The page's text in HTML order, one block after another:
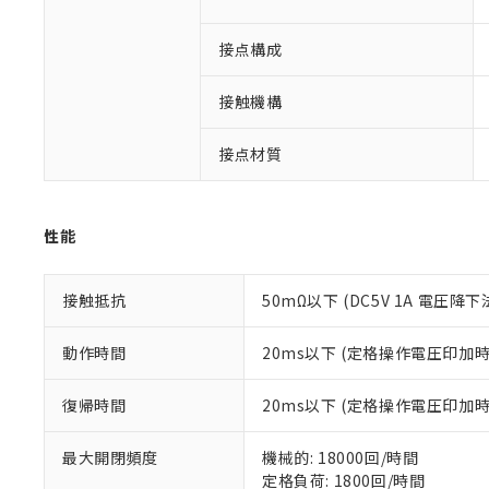
接点構成
接触機構
接点材質
性能
接触抵抗 50mΩ以下 (DC5V 1A 電圧降下
動作時間 20ms以下 (定格操作電圧印加
復帰時間 20ms以下 (定格操作電圧印加
最大開閉頻度
機械的: 18000回/時間
定格負荷: 1800回/時間
以下の条件をお
い。
正式な納期
当社販売員
オムロン制
在庫状況お
マイパーツ
ている必要が
対応済み：
対応予定なし：
調査・確認中：
非該当品：ライ
仕入先様の事情
但し、RoHS指令で産
フタル酸エステル類の
※2 対応予定月
部品在庫の切り替
「○」：最大均質
「×」：最大均質
Pb(鉛) :1000ppm、
Cr(Ⅵ)(六価クロム) :
DBP(フタル酸ジブチル
DEHP(フタル酸ビス(2-
※2 環境保護使
「ｅ」：有害物質
「10」：通常の使
味します。
ます。
当社は貴社
当社は、貴
また当社は
たしません。
○ 一定数以
△ 一定数
－
在庫な
機器販